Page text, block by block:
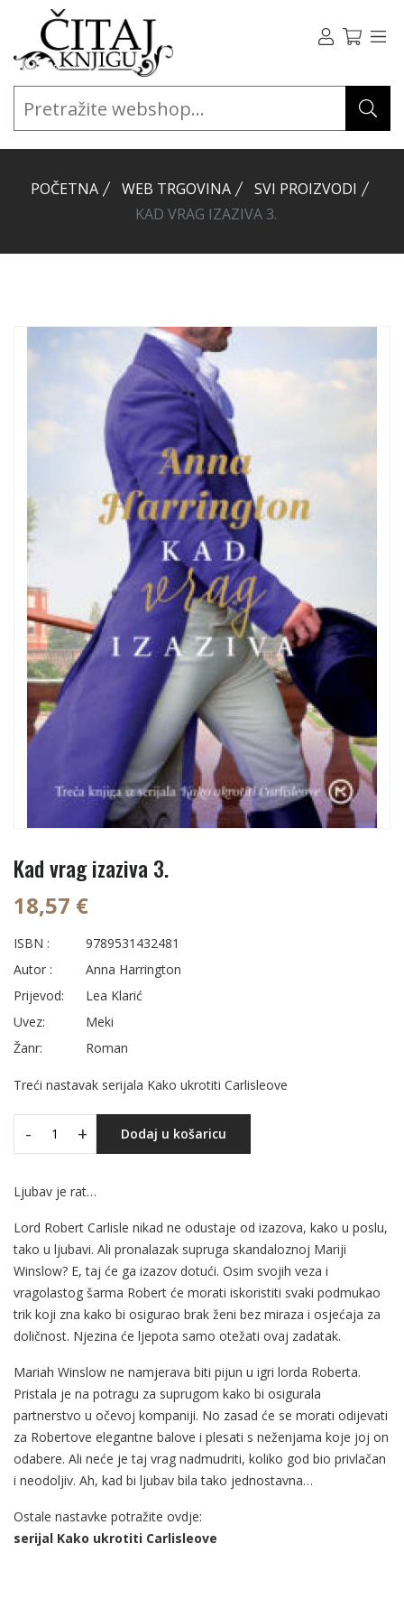
POČETNA WEB TRGOVINA
SVI PROIZVODI
KAD VRAG IZAZIVA 3.
Kad vrag izaziva 3.
18,57 €
ISBN :
9789531432481
Autor :
Anna Harrington
Prijevod:
Lea Klarić
Uvez:
Meki
Žanr:
Roman
Treći nastavak serijala Kako ukrotiti Carlisleove
- + Dodaj u košaricu
Ljubav je rat…
Lord Robert Carlisle nikad ne odustaje od izazova, kako u poslu,
tako u ljubavi. Ali pronalazak supruga skandaloznoj Mariji
Winslow? E, taj će ga izazov dotući. Osim svojih veza i
vragolastog šarma Robert će morati iskoristiti svaki podmukao
trik koji zna kako bi osigurao brak ženi bez miraza i osjećaja za
doličnost. Njezina će ljepota samo otežati ovaj zadatak.
Mariah Winslow ne namjerava biti pijun u igri lorda Roberta.
Pristala je na potragu za suprugom kako bi osigurala
partnerstvo u očevoj kompaniji. No zasad će se morati odijevati
za Robertove elegantne balove i plesati s neženjama koje joj on
odabere. Ali neće je taj vrag nadmudriti, koliko god bio privlačan
i neodoljiv. Ah, kad bi ljubav bila tako jednostavna…
Ostale nastavke potražite ovdje:
serijal Kako ukrotiti Carlisleove